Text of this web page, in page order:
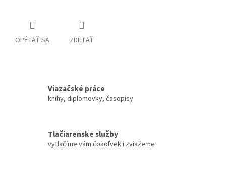
OPÝTAŤ SA ZDIEĽAŤ
Viazačské práce
knihy, diplomovky, časopisy
Tlačiarenske služby
vytlačíme vám čokoľvek i zviažeme